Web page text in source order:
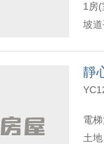
1房
坡
靜
電
土